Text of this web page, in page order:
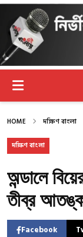
HOME দক্ষিণ বাংলা
দক্ষিণ বাংলা
অন্ডালে
তীব্র
Facebook